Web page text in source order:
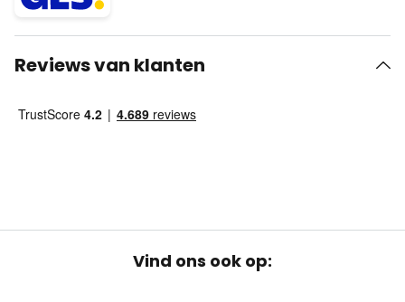
Reviews van klanten
Vind ons ook op: